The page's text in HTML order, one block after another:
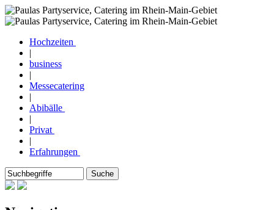
Hochzeiten
|
business
|
Messecatering
|
Abibälle
|
Privat
|
Erfahrungen